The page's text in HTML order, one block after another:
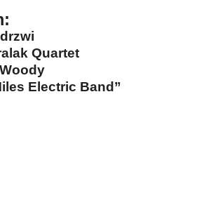
Quartet
Electric Band”